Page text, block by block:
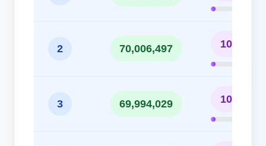
2 70,006,497 10.00%
3 69,994,029 10.00%